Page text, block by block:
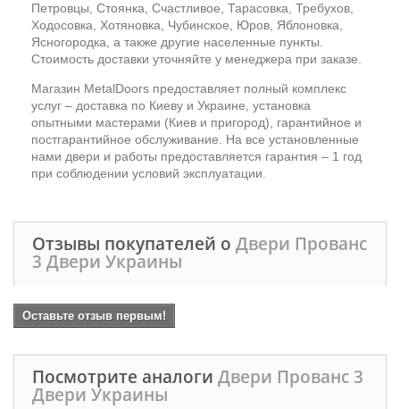
Петровцы, Стоянка, Счастливое, Тарасовка, Требухов,
Ходосовка, Хотяновка, Чубинское, Юров, Яблоновка,
Ясногородка, а также другие населенные пункты.
Стоимость доставки уточняйте у менеджера при заказе.
Магазин MetalDoors предоставляет полный комплекс
услуг – доставка по Киеву и Украине, установка
опытными мастерами (Киев и пригород), гарантийное и
постгарантийное обслуживание. На все установленные
нами двери и работы предоставляется гарантия – 1 год
при соблюдении условий эксплуатации.
Отзывы покупателей о Двери Прованс
3 Двери Украины
Оставьте отзыв первым!
Посмотрите аналоги Двери Прованс 3
Двери Украины